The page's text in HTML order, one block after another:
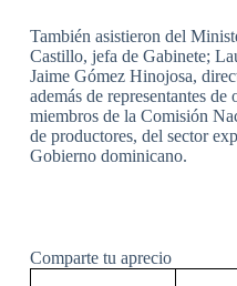
También asistieron del
Castillo, jefa de Gabinete;
Jaime Gómez Hinojosa,
además de representantes
miembros de la Comisión
de productores, del sector
Gobierno dominicano.
Comparte tu aprecio